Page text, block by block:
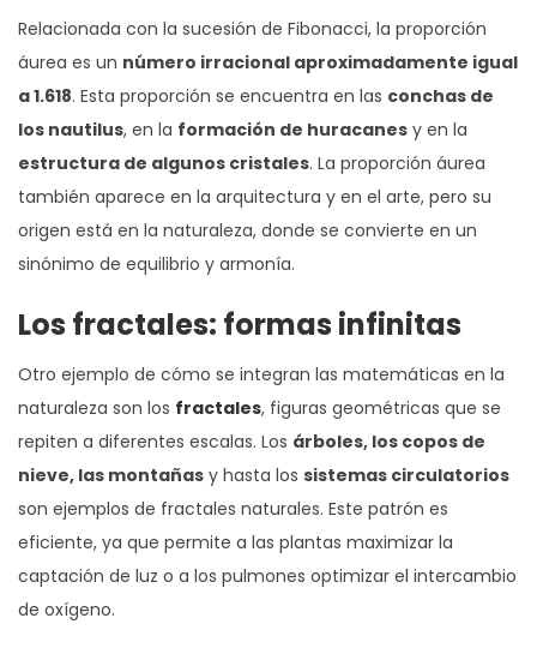
Relacionada con la sucesión de Fibonacci, la proporción
áurea es un número irracional aproximadamente igual
a 1.618. Esta proporción se encuentra en las conchas de
los nautilus, en la formación de huracanes y en la
estructura de algunos cristales. La proporción áurea
también aparece en la arquitectura y en el arte, pero su
origen está en la naturaleza, donde se convierte en un
sinónimo de equilibrio y armonía.
Los fractales: formas infinitas
Otro ejemplo de cómo se integran las matemáticas en la
naturaleza son los fractales, figuras geométricas que se
repiten a diferentes escalas. Los árboles, los copos de
nieve, las montañas y hasta los sistemas circulatorios
son ejemplos de fractales naturales. Este patrón es
eficiente, ya que permite a las plantas maximizar la
captación de luz o a los pulmones optimizar el intercambio
de oxígeno.